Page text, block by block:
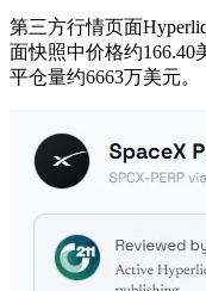
第三方行情页面
面快照中价格约166.40
平仓量约6663万美元。